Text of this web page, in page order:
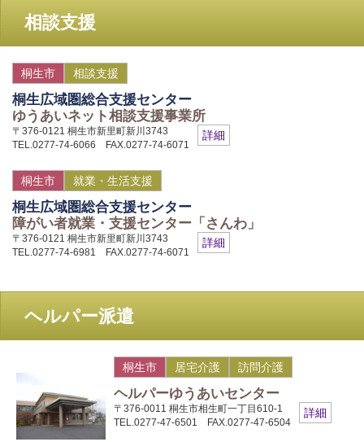
相談支援
桐生市 相談支援
桐生広域圏総合支援センター
ゆうあいネット相談支援事業所
〒376-0121 桐生市新里町新川3743
TEL.0277-74-6066 FAX.0277-74-6071
詳細
桐生市 就業・生活支援
桐生広域圏総合支援センター
障がい者就業・支援センター「さんわ」
〒376-0121 桐生市新里町新川3743
TEL.0277-74-6981 FAX.0277-74-6071
詳細
ヘルパー派遣
桐生市 居宅介護 訪問介護
ヘルパーゆうあいセンター
〒376-0011 桐生市相生町一丁目610-1
TEL.0277-47-6501 FAX.0277-47-6504
詳細